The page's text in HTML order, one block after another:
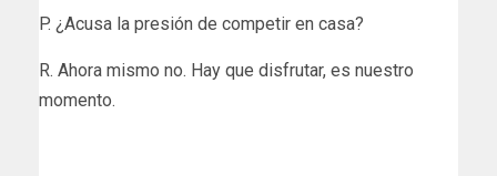
P. ¿Acusa la presión de competir en casa?
R. Ahora mismo no. Hay que disfrutar, es nuestro
momento.